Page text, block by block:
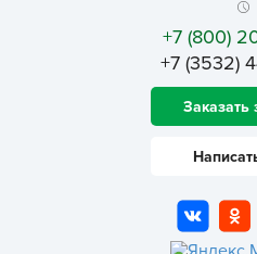
+7 (800)
+7 (3532)
Заказать